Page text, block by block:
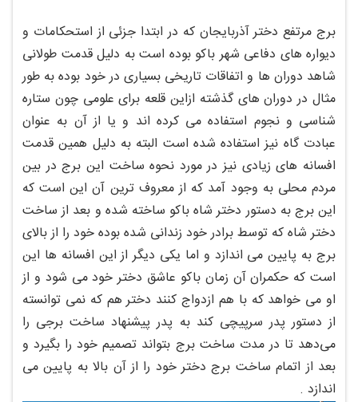
برج مرتفع دختر آذربایجان که در ابتدا جزئی از استحکامات و
دیواره های دفاعی شهر باکو بوده است به دلیل قدمت طولانی
شاهد دوران ها و اتفاقات تاریخی بسیاری در خود بوده به طور
مثال در دوران های گذشته ازاین قلعه برای علومی چون ستاره
شناسی و نجوم استفاده می کرده اند و یا از آن به عنوان
عبادت گاه نیز استفاده شده است البته به دلیل همین قدمت
افسانه های زیادی نیز در مورد نحوه ساخت این برج در بین
مردم محلی به وجود آمد که از معروف ترین آن این است که
این برج به دستور دختر شاه باکو ساخته شده و بعد از ساخت
دختر شاه که توسط برادر خود زندانی شده بوده خود را از بالای
برج به پایین می اندازد و اما یکی دیگر از این افسانه ها این
است که حکمران آن زمان باکو عاشق دختر خود می شود و از
او می خواهد که با هم ازدواج کنند دختر هم که نمی توانسته
از دستور پدر سرپیچی کند به پدر پیشنهاد ساخت برجی را
می‌دهد تا در مدت ساخت برج بتواند تصمیم خود را بگیرد و
بعد از اتمام ساخت برج دختر خود را از آن بالا به پایین می
اندازد .